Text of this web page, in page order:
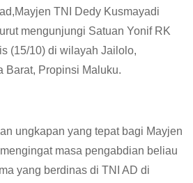
TNI Dedy Kusmayadi
mengunjungi Satuan Yonif RK
(15/10) di wilayah Jailolo,
Barat, Propinsi Maluku.
ungkapan yang tepat bagi Mayjen
masa pengabdian beliau
yang berdinas di TNI AD di